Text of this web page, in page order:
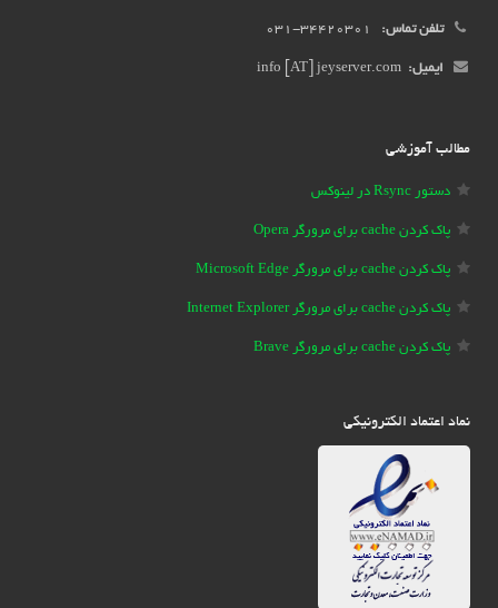
تلفن تماس:
ایمیل:
مطالب آموزشی
دستور Rsync در لینوکس
پاک کردن cache برای مرورگر Opera
پاک کردن cache برای مرورگر Microsoft Edge
پاک کردن cache برای مرورگر Internet Explorer
پاک کردن cache برای مرورگر Brave
نماد اعتماد الکترونیکی